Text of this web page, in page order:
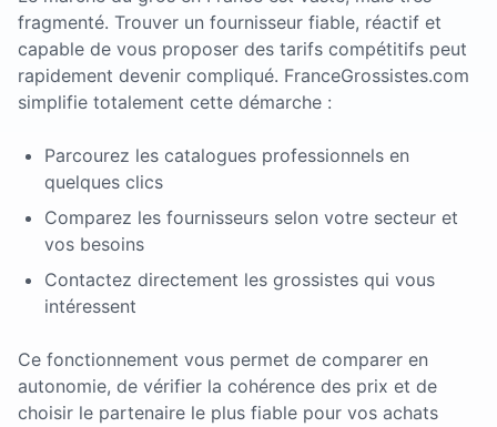
fragmenté. Trouver un fournisseur fiable, réactif et
capable de vous proposer des tarifs compétitifs peut
rapidement devenir compliqué. FranceGrossistes.com
simplifie totalement cette démarche :
Parcourez les catalogues professionnels en
quelques clics
Comparez les fournisseurs selon votre secteur et
vos besoins
Contactez directement les grossistes qui vous
intéressent
Ce fonctionnement vous permet de comparer en
autonomie, de vérifier la cohérence des prix et de
choisir le partenaire le plus fiable pour vos achats